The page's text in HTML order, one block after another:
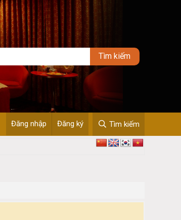
Đăng nhập Đăng ký Tìm kiếm